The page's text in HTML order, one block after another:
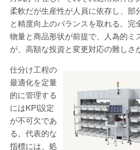
柔軟だが生産性が人員に依存し、部
と精度向上のバランスを取れる。完
物量と商品形状が前提で、人為的ミ
が、高額な投資と変更対応の難しさ
仕分け工程の
最適化を定量
的に管理する
にはKPI設定
が不可欠であ
る。代表的な
指標には、処